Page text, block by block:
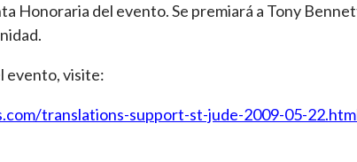
Honoraria del evento. Se premiará a Tony
evento, visite:
translations-support-st-jude-2009-05-